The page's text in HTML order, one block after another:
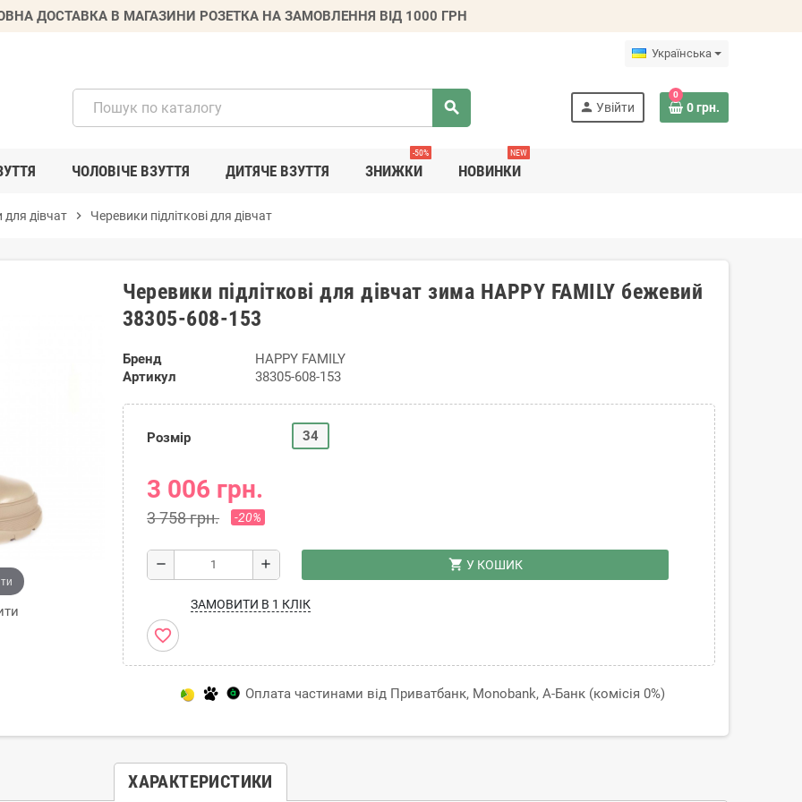
ДОСТАВКА В МАГАЗИНИ РОЗЕТКА НА ЗАМОВЛЕННЯ ВІД 1000 ГРН
Українська
search person Увійти
0
0 грн.
ЧОЛОВІЧЕ ВЗУТТЯ ДИТЯЧЕ ВЗУТТЯ ЗНИЖКИ
-50%
НОВИНКИ
NEW
дівчат chevron_right Черевики підліткові для дівчат
Черевики підліткові для дівчат зима HAPPY FAMILY бежевий
38305-608-153
Бренд
HAPPY FAMILY
Артикул
38305-608-153
Розмір 34
3 006 грн.
3 758 грн. -20%
remove add shopping_cart У КОШИК
ЗАМОВИТИ В 1 КЛІК
favorite_border
Оплата частинами від Приватбанк, Monobank, А-Банк (комісія 0%)
ХАРАКТЕРИСТИКИ